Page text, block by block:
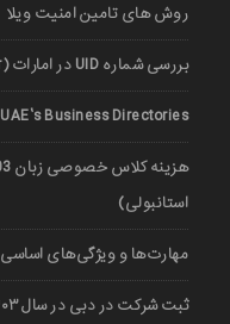
روش های تامین امنیت ویلا
بررسی شماره UID در امارات (UAE Unified Number)
Business Directories
استانبولی)
مهارت‌ها و ویژگی‌های اساسی
ثبت شرکت در دبی در سال ۱۴۰۳